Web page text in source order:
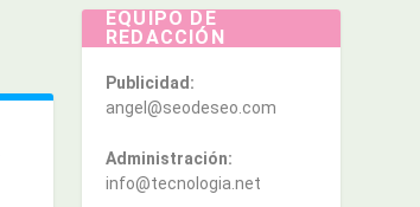
EQUIPO DE
REDACCIÓN
Publicidad:
angel@seodeseo.com
Administración:
info@tecnologia.net